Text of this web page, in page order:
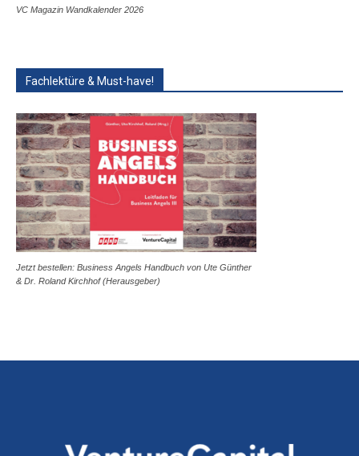
VC Magazin Wandkalender 2026
Fachlektüre & Must-have!
Jetzt bestellen: Business Angels Handbuch von Ute Günther
& Dr. Roland Kirchhof (Herausgeber)